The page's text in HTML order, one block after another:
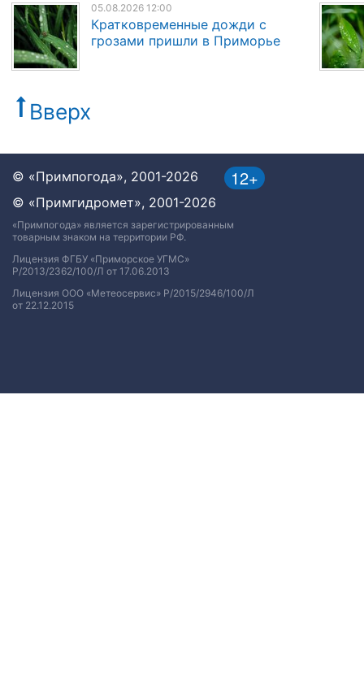
05.08.2026 12:00
Кратковременные дожди с
грозами пришли в Приморье
Вверх
12+
© «Примпогода», 2001-2026
© «Примгидромет», 2001-2026
«Примпогода» является зарегистрированным
товарным знаком на территории РФ.
Лицензия ФГБУ «Приморское УГМС»
Р/2013/2362/100/Л от 17.06.2013
Лицензия ООО «Метеосервис» Р/2015/2946/100/Л
от 22.12.2015